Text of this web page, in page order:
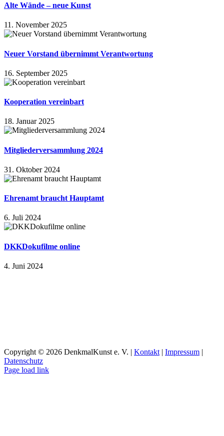
Alte Wände – neue Kunst
11. November 2025
Neuer Vorstand übernimmt Verantwortung
16. September 2025
Kooperation vereinbart
18. Januar 2025
Mitgliederversammlung 2024
31. Oktober 2024
Ehrenamt braucht Hauptamt
6. Juli 2024
DKKDokufilme online
4. Juni 2024
Copyright © 2026 DenkmalKunst e. V. | Kontakt | Impressum |
Datenschutz
Facebook
Instagram
YouTube
Page load link